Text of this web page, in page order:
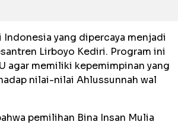
yang dipercaya menjadi
Lirboyo Kediri. Program ini
agar memiliki kepemimpinan yang
nilai-nilai Ahlussunnah wal
pemilihan Bina Insan Mulia